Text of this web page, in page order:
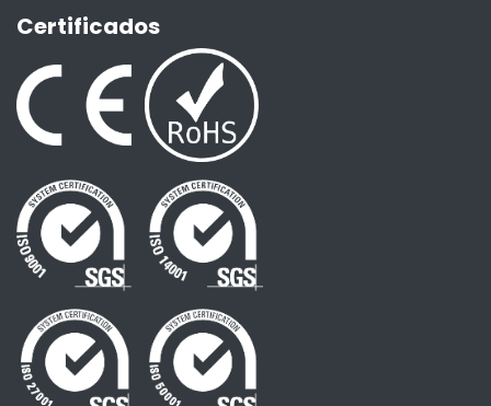
Certificados